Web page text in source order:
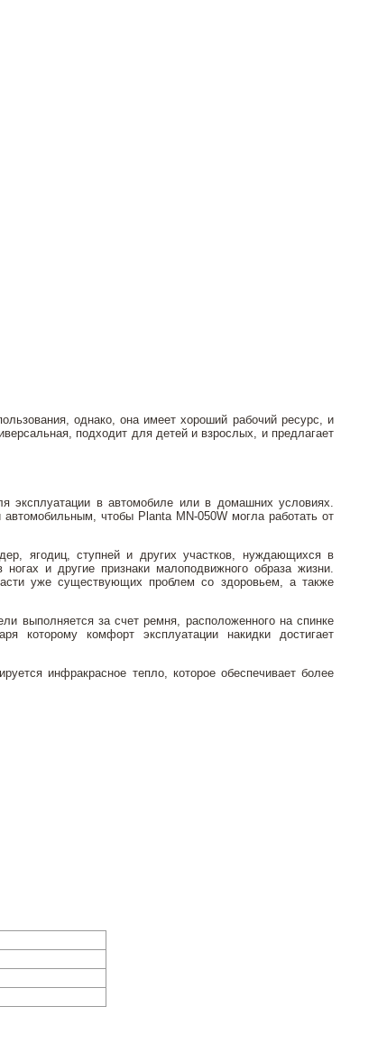
однако, она имеет хороший рабочий ресурс, и
подходит для детей и взрослых, и предлагает
эксплуатации в автомобиле или в домашних условиях.
чтобы Planta MN-050W могла работать от
ягодиц, ступней и других участков, нуждающихся в
и другие признаки малоподвижного образа жизни.
уже существующих проблем со здоровьем, а также
выполняется за счет ремня, расположенного на спинке
которому комфорт эксплуатации накидки достигает
инфракрасное тепло, которое обеспечивает более